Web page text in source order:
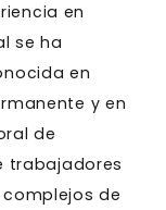
en
se ha
en
y en
de
trabajadores
de